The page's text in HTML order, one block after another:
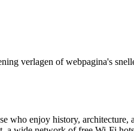
verlagen of webpagina's
enjoy history,